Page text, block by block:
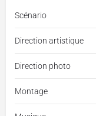
Scénario
Direction artistique
Direction photo
Montage